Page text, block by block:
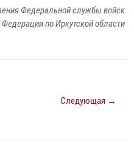
Федеральной службы войск
по Иркутской области
Следующая →